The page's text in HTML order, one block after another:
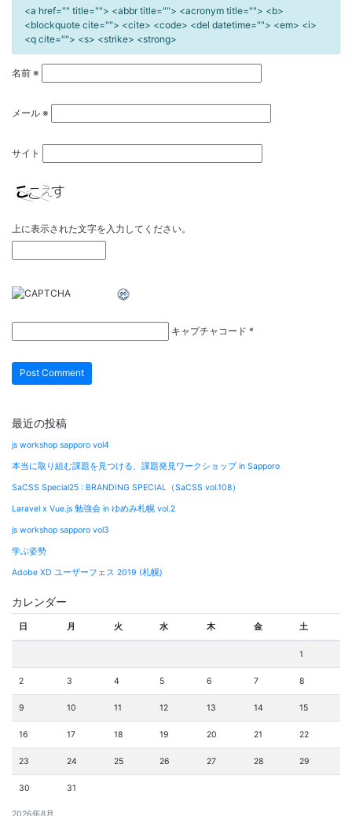
<a href="" title=""> <abbr title=""> <acronym title=""> <b>
<blockquote cite=""> <cite> <code> <del datetime=""> <em> <i>
<q cite=""> <s> <strike> <strong>
名前 ※
メール ※
サイト
上に表示された文字を入力してください。
キャプチャコード *
最近の投稿
js workshop sapporo vol4
本当に取り組む課題を見つける、課題発見ワークショップ in Sapporo
SaCSS Special25 : BRANDING SPECIAL（SaCSS vol.108）
Laravel x Vue.js 勉強会 in ゆめみ札幌 vol.2
js workshop sapporo vol3
学ぶ姿勢
Adobe XD ユーザーフェス 2019 (札幌)
カレンダー
日 月 火 水 木 金 土
1
2 3 4 5 6 7 8
9 10 11 12 13 14 15
16 17 18 19 20 21 22
23 24 25 26 27 28 29
30 31